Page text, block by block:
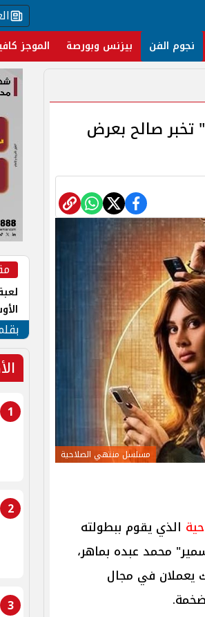
نجوم الفن بيزنس وبورصة الموجز
الحلقة 12.. منى" تخبر صالح بعرض
مسلسل منتهي الصلاحية
الذي يقوم ببطولته
محمد عبده بماهر،
يعملان في مجال
1
2
3